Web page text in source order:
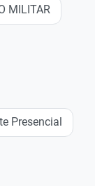
MILITAR
Presencial